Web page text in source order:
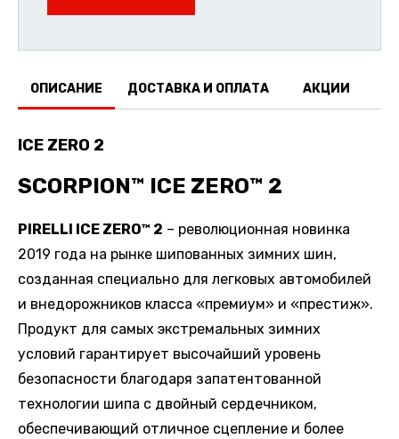
ОПИСАНИЕ ДОСТАВКА И ОПЛАТА АКЦИИ
ICE ZERO 2
SCORPION™ ICE ZERO™ 2
PIRELLI ICE ZERO™ 2 – революционная новинка
2019 года на рынке шипованных зимних шин,
созданная специально для легковых автомобилей
и внедорожников класса «премиум» и «престиж».
Продукт для самых экстремальных зимних
условий гарантирует высочайший уровень
безопасности благодаря запатентованной
технологии шипа с двойный сердечником,
обеспечивающий отличное сцепление и более